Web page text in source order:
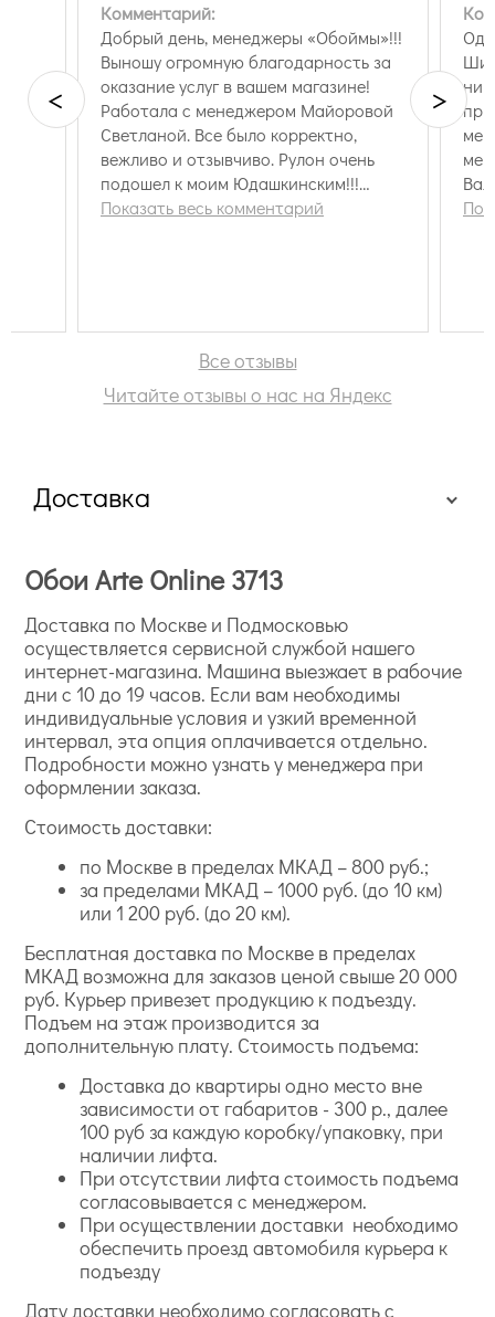
Комментарий:
Добрый день, менеджеры «Обоймы»!!!
Выношу огромную благодарность за
оказание услуг в вашем магазине!
Работала с менеджером Майоровой
Светланой. Все было корректно,
вежливо и отзывчиво. Рулон очень
подошел к моим Юдашкинским!!!
Большое спасибо. При надобности
Показать весь комментарий
< >
Все отзывы
Читайте отзывы о нас на Яндекс
Доставка
Обои Arte Online 3713
Доставка по Москве и Подмосковью
осуществляется сервисной службой нашего
интернет-магазина. Машина выезжает в рабочие
дни с 10 до 19 часов. Если вам необходимы
индивидуальные условия и узкий временной
интервал, эта опция оплачивается отдельно.
Подробности можно узнать у менеджера при
оформлении заказа.
Стоимость доставки:
по Москве в пределах МКАД – 800 руб.;
за пределами МКАД – 1000 руб. (до 10 км)
или 1 200 руб. (до 20 км).
Бесплатная доставка по Москве в пределах
МКАД возможна для заказов ценой свыше 20 000
руб. Курьер привезет продукцию к подъезду.
Подъем на этаж производится за
дополнительную плату. Стоимость подъема:
Доставка до квартиры одно место вне
зависимости от габаритов - 300 р., далее
100 руб за каждую коробку/упаковку, при
наличии лифта.
При отсутствии лифта стоимость подъема
согласовывается с менеджером.
При осуществлении доставки необходимо
обеспечить проезд автомобиля курьера к
подъезду
Дату доставки необходимо согласовать с